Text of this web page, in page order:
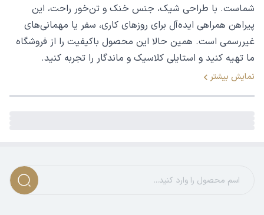
شماست. با طراحی شیک، جنس خنک و تن‌خور راحت، این
پیراهن همراهی ایده‌آل برای روزهای کاری، سفر یا مهمانی‌های
غیررسمی است. همین حالا این محصول باکیفیت را از فروشگاه
ما تهیه کنید و استایلی کلاسیک و ماندگار را تجربه کنید.
نمایش بیشتر